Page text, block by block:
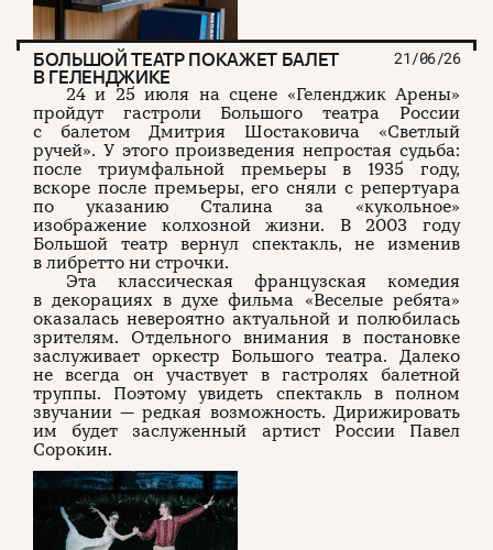
БОЛЬШОЙ ТЕАТР ПОКАЖЕТ БАЛЕТ
В ГЕЛЕНДЖИКЕ
21/06/26
24 и 25 июля на сцене «Геленджик Арены»
пройдут гастроли Большого театра России
с балетом Дмитрия Шостаковича «Светлый
ручей». У этого произведения непростая судьба:
после триумфальной премьеры в 1935 году,
вскоре после премьеры, его сняли с репертуара
по указанию Сталина за «кукольное»
изображение колхозной жизни. В 2003 году
Большой театр вернул спектакль, не изменив
в либретто ни строчки.
Эта классическая французская комедия
в декорациях в духе фильма «Веселые ребята»
оказалась невероятно актуальной и полюбилась
зрителям. Отдельного внимания в постановке
заслуживает оркестр Большого театра. Далеко
не всегда он участвует в гастролях балетной
труппы. Поэтому увидеть спектакль в полном
звучании — редкая возможность. Дирижировать
им будет заслуженный артист России Павел
Сорокин.